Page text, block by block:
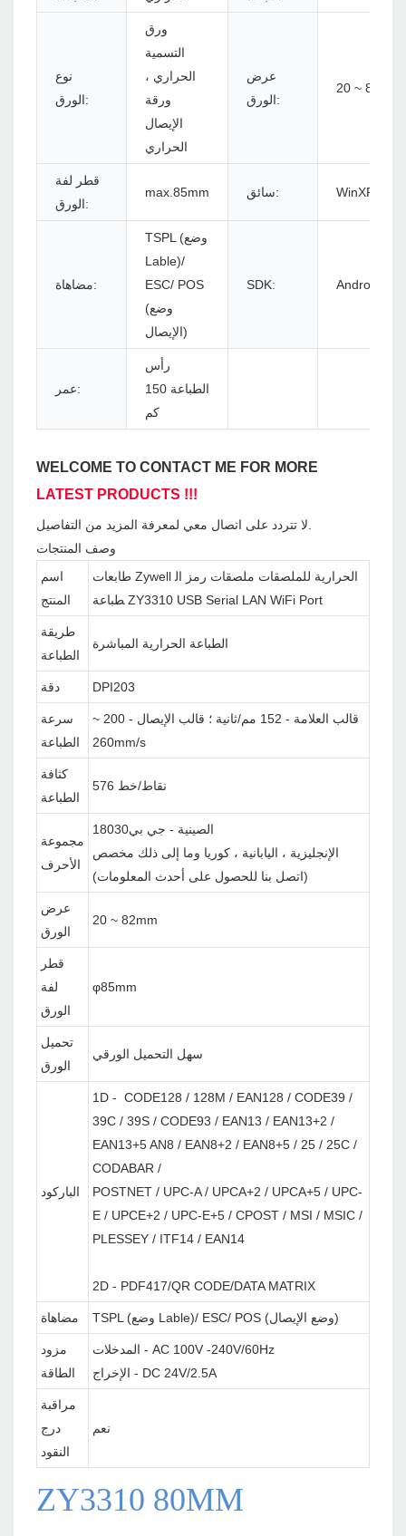
نوع
الورق:
ورق
التسمية
الحراري ،
ورقة
الإيصال
الحراري
عرض
الورق:
20 ~ 82mm
قطر لفة
الورق:
max.85mm سائق: WinXP/
مضاهاة:
TSPL (وضع
Lable)/
ESC/ POS
(وضع
الإيصال)
SDK: Android/iOS
عمر:
رأس
الطباعة 150
كم
WELCOME TO CONTACT ME FOR MORE
LATEST PRODUCTS !!!
وصف المنتجات
اسم
المنتج
طابعات Zywell الحرارية للملصقات ملصقات رمز ال
طباعة ZY3310 USB Serial LAN WiFi Port
طريقة
الطباعة
الطباعة الحرارية المباشرة
دقة DPI203
سرعة
الطباعة
قالب العلامة - 152 مم/ثانية ؛ قالب الإيصال - 200 ~
260mm/s
كثافة
الطباعة
576 نقاط/خط
مجموعة
الأحرف
الصينية - جي بي18030
الإنجليزية ، اليابانية ، كوريا وما إلى ذلك مخصص
(اتصل بنا للحصول على أحدث المعلومات)
عرض
الورق
20 ~ 82mm
قطر
لفة
الورق
φ85mm
تحميل
الورق
سهل التحميل الورقي
الباركود
1D - CODE128 / 128M / EAN128 / CODE39 /
39C / 39S / CODE93 / EAN13 / EAN13+2 /
EAN13+5 AN8 / EAN8+2 / EAN8+5 / 25 / 25C /
CODABAR /
POSTNET / UPC-A / UPCA+2 / UPCA+5 / UPC-
E / UPCE+2 / UPC-E+5 / CPOST / MSI / MSIC /
PLESSEY / ITF14 / EAN14
2D - PDF417/QR CODE/DATA MATRIX
مضاهاة TSPL (وضع Lable)/ ESC/ POS (وضع الإيصال)
مزود
الطاقة
المدخلات - AC 100V -240V/60Hz
الإخراج - DC 24V/2.5A
مراقبة
درج
النقود
نعم
ZY3310 80MM